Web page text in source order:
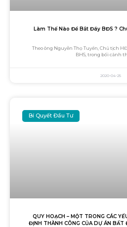
Làm Thế Nào Để Bắt Đáy BĐS ?
Theo ông Nguyễn Thọ Tuyển, Chủ tịch
BHS, trong bối cảnh
2020-04-25
Bí Quyết Đầu Tư
QUY HOẠCH – MỘT TRONG CÁC
ĐỊNH THÀNH CÔNG CỦA DỰ ÁN BẤT